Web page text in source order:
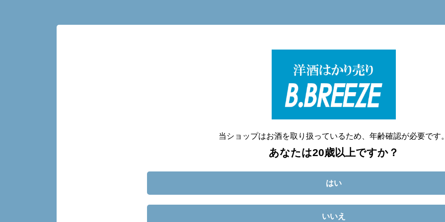
当ショップはお酒を取り扱っているため、年齢確認が必要です
あなたは20歳以上ですか？
はい
いいえ
洋酒量り売り専門店
20歳未満へのお酒の販売は致しません。